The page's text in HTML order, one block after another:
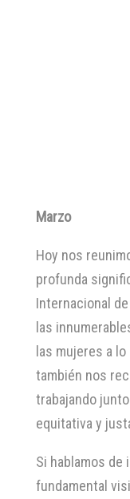
Marzo
Hoy nos
profunda
Internacional
las
las mujeres a
también nos
trabajando
equitativa y
Si hablamos de
fundamental